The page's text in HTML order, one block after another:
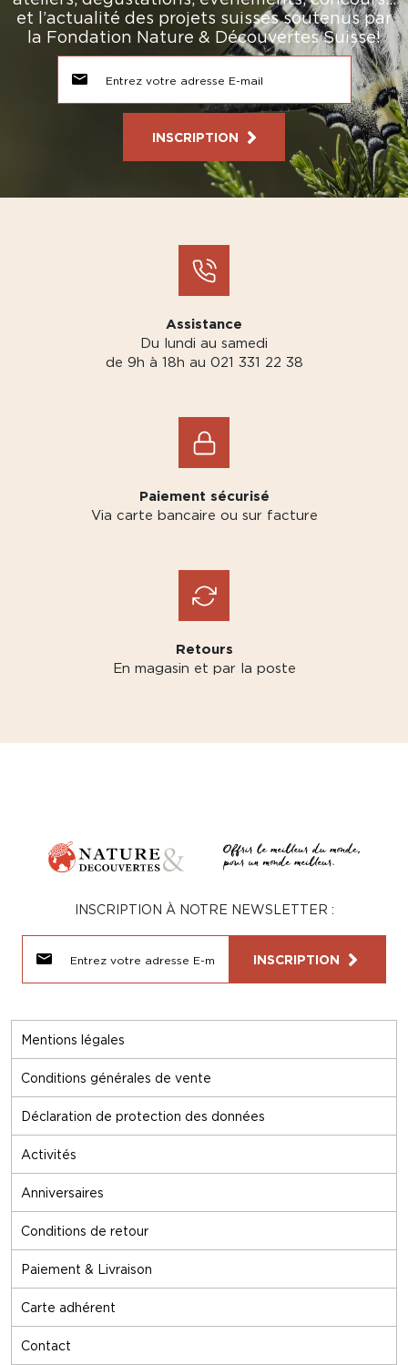
et l’actualité des projets suisses soutenus par
la Fondation Nature & Découvertes Suisse!
INSCRIPTION
Assistance
Du lundi au samedi
de 9h à 18h au 021 331 22 38
Paiement sécurisé
Via carte bancaire ou sur facture
Retours
En magasin et par la poste
Mentions légales
Conditions générales de vente
Déclaration de protection des données
Activités
Anniversaires
Conditions de retour
Paiement & Livraison
Carte adhérent
Contact
INSCRIPTION À NOTRE NEWSLETTER :
INSCRIPTION